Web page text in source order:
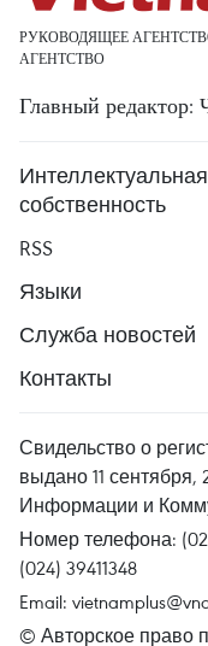
РУКОВОДЯЩЕЕ
АГЕНТСТВО
Главный
Интеллектуальная
собственность
RSS
Языки
Служба новостей
Контакты
Свидельство о
выдано 11 сентября,
Информации и
Номер телефона:
(024) 39411348
Email:
© Авторское право